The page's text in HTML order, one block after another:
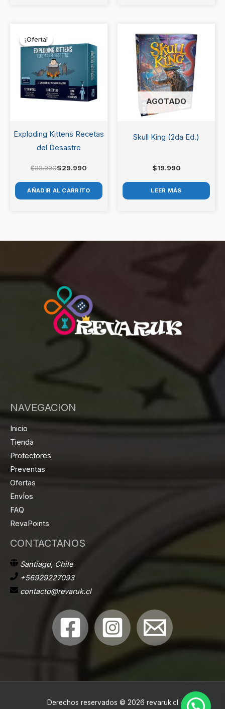
¡Oferta!
¡Oferta!
Exploding Kittens Recetas
del Desastre
$33.990
original
era:
$33.990.
$29.990
actual
es:
$29.990.
AÑADIR AL CARRITO
AGOTADO
Skull King (2da Ed.)
$19.990
LEER MÁS
NAVEGACION
Inicio
Tienda
Protectores
Preventas
Ofertas
EnvÍos
FAQ
RevaPoints
CONTACTANOS
Santiago, Chile
+56929227093
contacto@revaruk.cl
Derechos reservados © 2026 revaruk.cl